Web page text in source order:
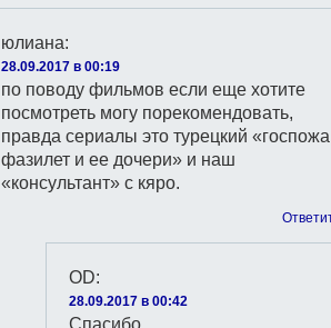
юлиана:
28.09.2017 в 00:19
по поводу фильмов если еще хотите
посмотреть могу порекомендовать,
правда сериалы это турецкий «госпожа
фазилет и ее дочери» и наш
«консультант» с кяро.
OD:
28.09.2017 в 00:42
Спасибо